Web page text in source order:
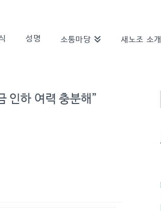
성명 소통마당 새노조 소개
하 여력 충분해”